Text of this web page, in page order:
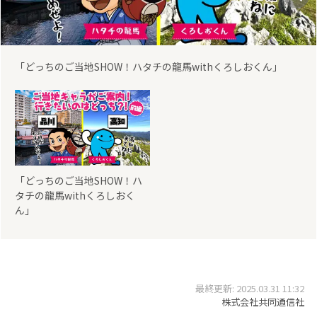
「どっちのご当地SHOW！ハタチの龍馬withくろしおくん」
「どっちのご当地SHOW！ハ
タチの龍馬withくろしおく
ん」
最終更新: 2025.03.31 11:32
株式会社共同通信社